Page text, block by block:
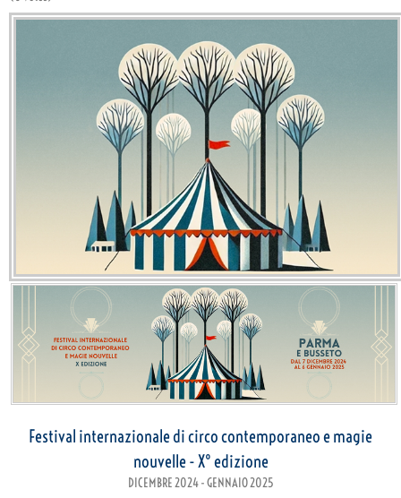
Festival internazionale di circo contemporaneo e magie
nouvelle - X° edizione
DICEMBRE 2024 - GENNAIO 2025